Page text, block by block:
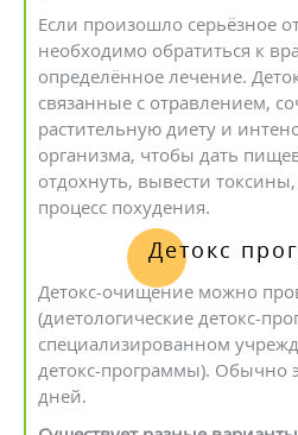
Если произошло серьёзное
необходимо обратиться к
определённое лечение.
связанные с отравлением,
растительную диету и
организма, чтобы дать
отдохнуть, вывести
процесс похудения.
Детокс
Детокс-очищение можно
(диетологические детокс-
специализированном
детокс-программы). Обычно
дней.